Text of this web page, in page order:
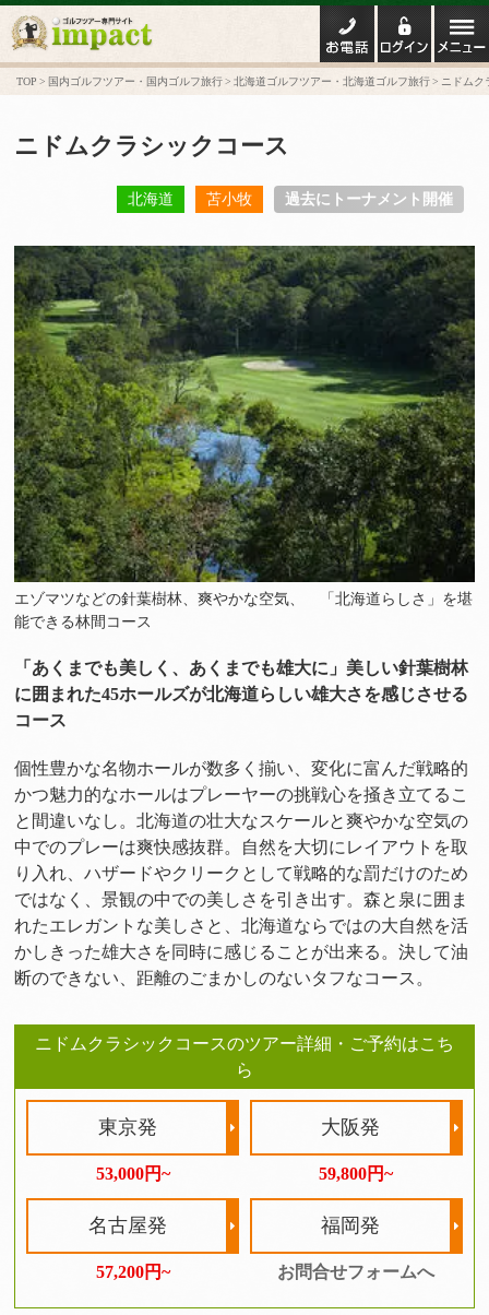
TOP 国内ゴルフツアー・国内ゴルフ旅行 北海道ゴルフツアー・北海道ゴルフ旅行 ニドムク
ニドムクラシックコース
北海道 苫小牧 過去にトーナメント開催
エゾマツなどの針葉樹林、爽やかな空気、 「北海道らしさ」を堪
能できる林間コース
「あくまでも美しく、あくまでも雄大に」美しい針葉樹林
に囲まれた45ホールズが北海道らしい雄大さを感じさせる
コース
個性豊かな名物ホールが数多く揃い、変化に富んだ戦略的
かつ魅力的なホールはプレーヤーの挑戦心を掻き立てるこ
と間違いなし。北海道の壮大なスケールと爽やかな空気の
中でのプレーは爽快感抜群。自然を大切にレイアウトを取
り入れ、ハザードやクリークとして戦略的な罰だけのため
ではなく、景観の中での美しさを引き出す。森と泉に囲ま
れたエレガントな美しさと、北海道ならではの大自然を活
かしきった雄大さを同時に感じることが出来る。決して油
断のできない、距離のごまかしのないタフなコース。
ニドムクラシックコースのツアー詳細・ご予約はこち
ら
東京発
53,000円~
大阪発
59,800円~
名古屋発
57,200円~
福岡発
お問合せフォームへ